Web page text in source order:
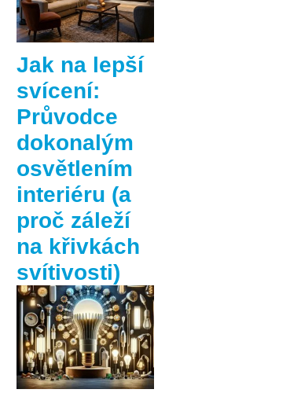
Jak na lepší
svícení:
Průvodce
dokonalým
osvětlením
interiéru (a
proč záleží
na křivkách
svítivosti)